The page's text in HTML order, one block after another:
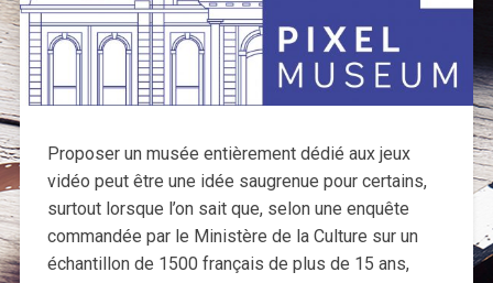
Proposer un musée entièrement dédié aux jeux
vidéo peut être une idée saugrenue pour certains,
surtout lorsque l’on sait que, selon une enquête
commandée par le Ministère de la Culture sur un
échantillon de 1500 français de plus de 15 ans,